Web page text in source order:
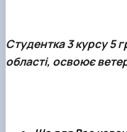
Science for
Студентка 3 курсу 5
області, освоює